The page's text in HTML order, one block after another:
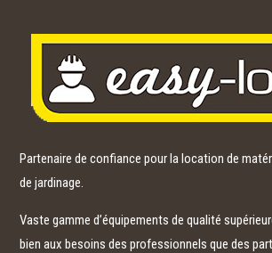
Partenaire de confiance pour la location de
de jardinage.
Vaste gamme d’équipements de qualité
bien aux besoins des professionnels que des